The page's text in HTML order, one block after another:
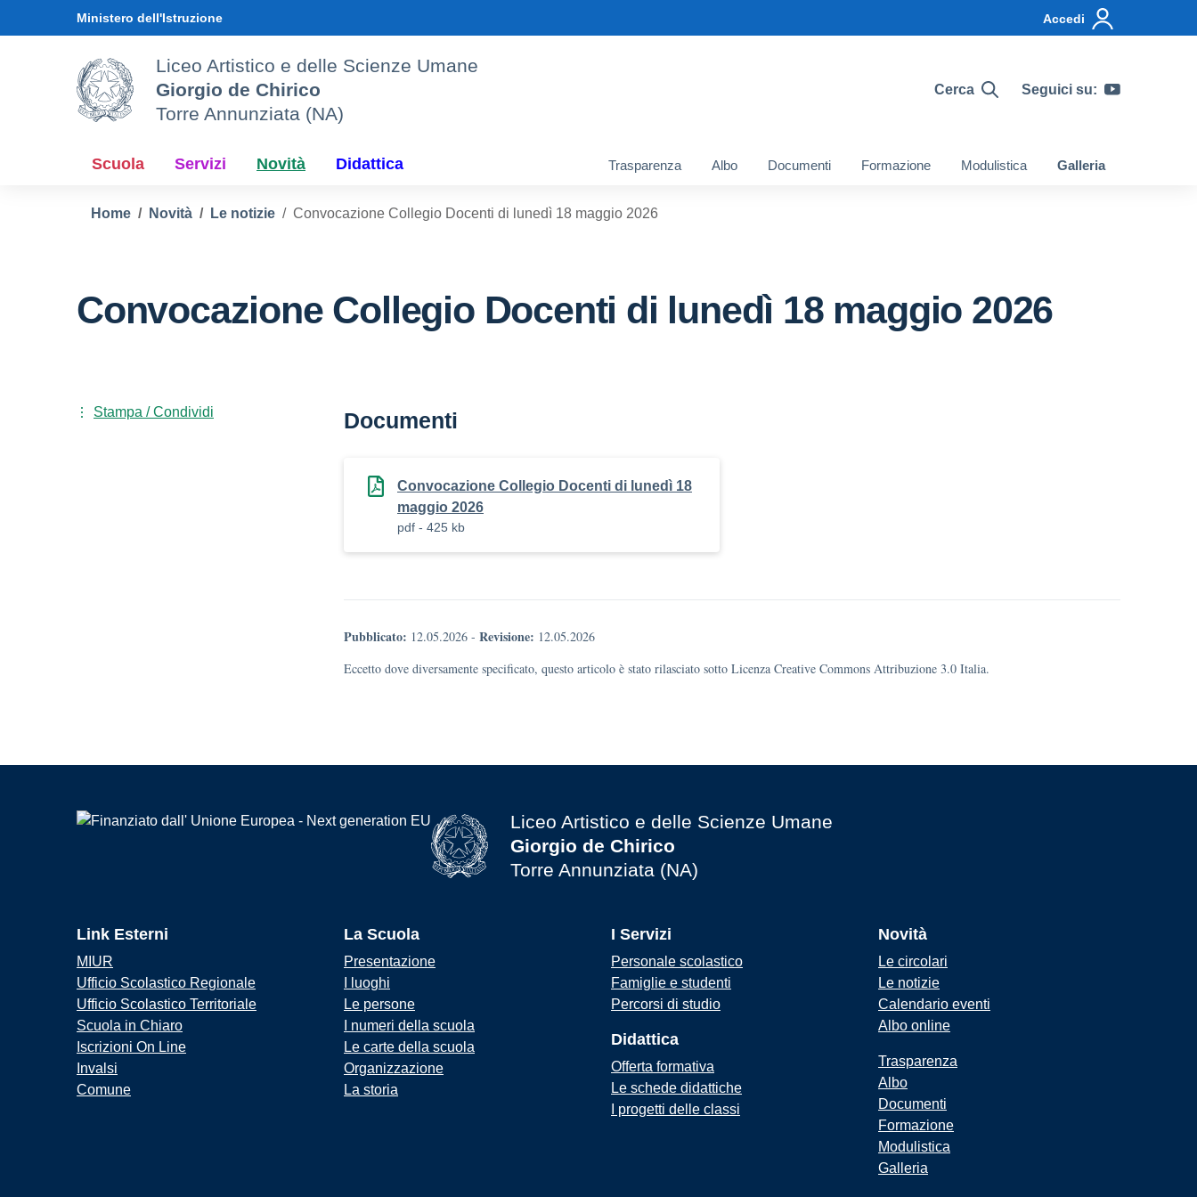
Ministero dell'Istruzione Accedi
Liceo Artistico e delle Scienze Umane
Giorgio de Chirico
Torre Annunziata (NA)
Cerca Seguici su:
Scuola Servizi Novità Didattica Trasparenza Albo Documenti Formazione Modulistica Galleria
Home Novità Le notizie Convocazione Collegio Docenti di lunedì 18 maggio 2026
Convocazione Collegio Docenti di lunedì 18 maggio 2026
Documenti
Convocazione Collegio Docenti di lunedì 18
maggio 2026
pdf - 425 kb
Pubblicato: 12.05.2026 - Revisione: 12.05.2026
Eccetto dove diversamente specificato, questo articolo è stato rilasciato sotto Licenza Creative Commons Attribuzione 3.0 Italia.
Stampa / Condividi
Liceo Artistico e delle Scienze Umane
Giorgio de Chirico
Torre Annunziata (NA)
Link Esterni
MIUR
Ufficio Scolastico Regionale
Ufficio Scolastico Territoriale
Scuola in Chiaro
Iscrizioni On Line
Invalsi
Comune
La Scuola
Presentazione
I luoghi
Le persone
I numeri della scuola
Le carte della scuola
Organizzazione
La storia
I Servizi
Personale scolastico
Famiglie e studenti
Percorsi di studio
Didattica
Offerta formativa
Le schede didattiche
I progetti delle classi
Novità
Le circolari
Le notizie
Calendario eventi
Albo online
Trasparenza
Albo
Documenti
Formazione
Modulistica
Galleria